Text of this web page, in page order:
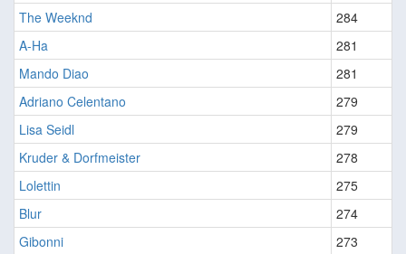
The Weeknd
284
A-Ha
281
Mando Diao
281
Adriano Celentano
279
Lisa Seidl
279
Kruder & Dorfmeister
278
Lolettin
275
Blur
274
Gibonni
273